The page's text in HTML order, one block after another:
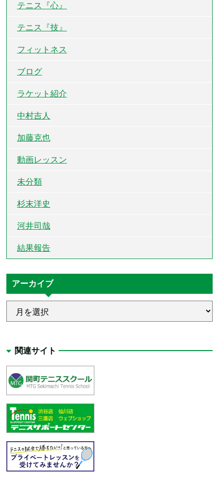
テニス『心』
テニス『技』
フィットネス
ブログ
ラケット紹介
中村吉人
加藤克也
動画レッスン
未分類
杉末洋史
河井司哉
結果報告
アーカイブ
関連サイト